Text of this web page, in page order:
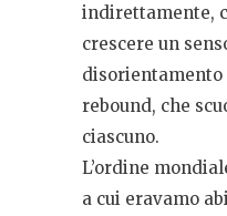
indirettamente,
crescere un
disorientamento
rebound, che
ciascuno.
L’ordine
a cui eravamo